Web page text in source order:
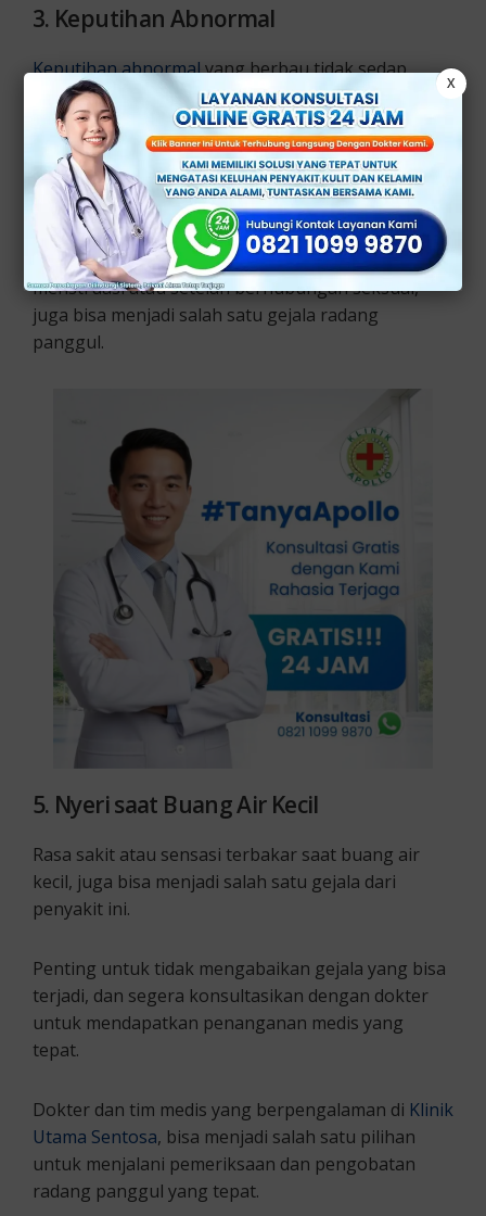
3. Keputihan Abnormal
Keputihan abnormalyang berbau tidak sedap,
berwarna kuning atau hijau, dan disertai gatal-
gatal bisa menjadi tanda adanya infeksi pada organ
reproduksi.
4. Perdarahan di Luar Siklus Menstruasi
Perdarahan yang terjadi di antara periode
menstruasi atau setelah berhubungan seksual,
juga bisa menjadi salah satu gejala radang
panggul.
5. Nyeri saat Buang Air Kecil
Rasa sakit atau sensasi terbakar saat buang air
kecil, juga bisa menjadi salah satu gejala dari
penyakit ini.
Penting untuk tidak mengabaikan gejala yang bisa
terjadi, dan segera konsultasikan dengan dokter
untuk mendapatkan penanganan medis yang
tepat.
Dokter dan tim medis yang berpengalaman di Klinik
Utama Sentosa, bisa menjadi salah satu pilihan
untuk menjalani pemeriksaan dan pengobatan
radang panggul yang tepat.
X